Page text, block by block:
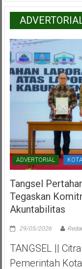
ADVERTORIAL
Tangsel
Tegaskan
Akuntabilitas
29/05/2026
TANGSEL ||
Pemerintah